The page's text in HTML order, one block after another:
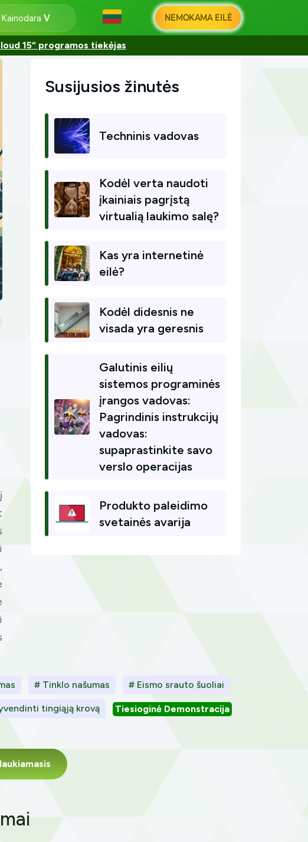
Kainodara NEMOKAMA EILĖ
15“ programos tiekėjas
Susijusios žinutės
Techninis vadovas
Kodėl verta naudoti
įkainiais pagrįstą
virtualią laukimo salę?
Kas yra internetinė
eilė?
Kodėl didesnis ne
visada yra geresnis
Galutinis eilių
sistemos programinės
įrangos vadovas:
Pagrindinis instrukcijų
vadovas:
supaprastinkite savo
verslo operacijas
Produkto paleidimo
svetainės avarija
# Tinklo našumas # Eismo srauto šuoliai
tingiąją krovą Tiesioginė Demonstracija